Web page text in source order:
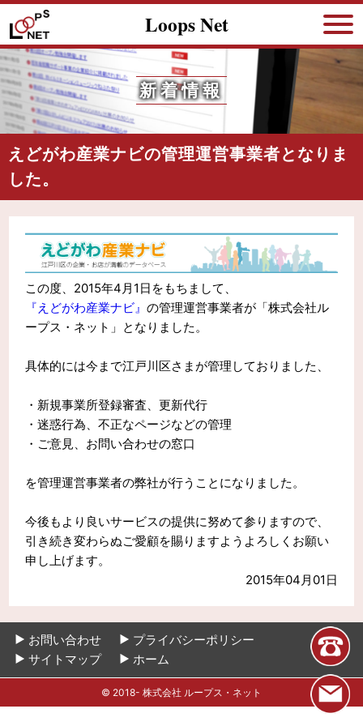
Loops Net
新着情報
えどがわ産業ナビの管理運営事業者となりま
した。
この度、2015年4月1日をもちまして、
『えどがわ産業ナビ』の管理運営事業者が「株式会社ル
ープス・ネット」となりました。
具体的には今まで江戸川区さまが管理しておりました、
・新規事業所登録審査、更新代行
・迷惑行為、不正なページなどの管理
・ご意見、お問い合わせの窓口
を管理運営事業者の弊社が行うことになりました。
今後もより良いサービスの提供に努めて参りますので、
引き続き変わらぬご愛顧を賜りますようよろしくお願い
申し上げます。
2015年04月01日
お問い合わせ
プライバシーポリシー
サイトマップ
ホーム
© 2018- 株式会社 ループス・ネット